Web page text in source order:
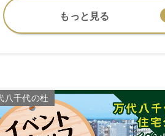
もっと見る
八千代の杜